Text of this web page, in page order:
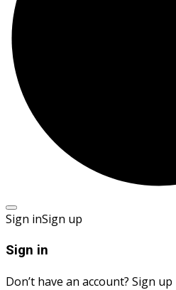
Sign inSign up
Sign in
Don’t have an account? Sign up